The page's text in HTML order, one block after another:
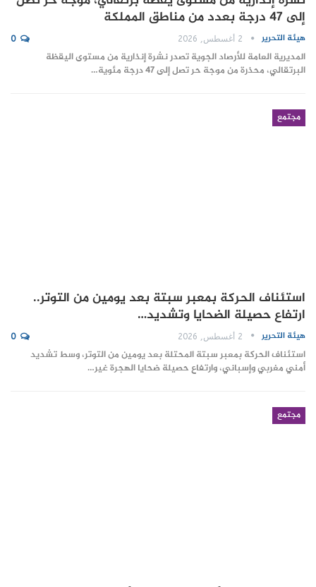
إلى 47 درجة بعدد من مناطق المملكة
هيئة التحرير 2 أغسطس, 2026 0
المديرية العامة للأرصاد الجوية تصدر نشرة إنذارية من مستوى اليقظة
البرتقالي، محذرة من موجة حر تصل إلى 47 درجة مئوية…
مجتمع
استئناف الحركة بمعبر سبتة بعد يومين من التوتر..
ارتفاع حصيلة الضحايا وتشديد…
هيئة التحرير 2 أغسطس, 2026 0
استئناف الحركة بمعبر سبتة المحتلة بعد يومين من التوتر، وسط تشديد
أمني مغربي وإسباني، وارتفاع حصيلة ضحايا الهجرة غير…
مجتمع